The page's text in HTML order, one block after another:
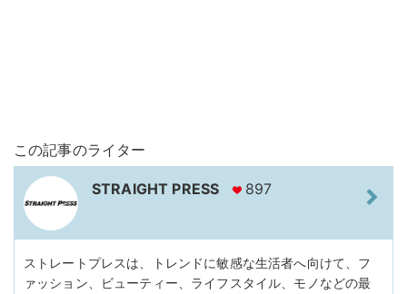
この記事のライター
STRAIGHT PRESS 897
ストレートプレスは、トレンドに敏感な生活者へ向けて、フ
ァッション、ビューティー、ライフスタイル、モノなどの最